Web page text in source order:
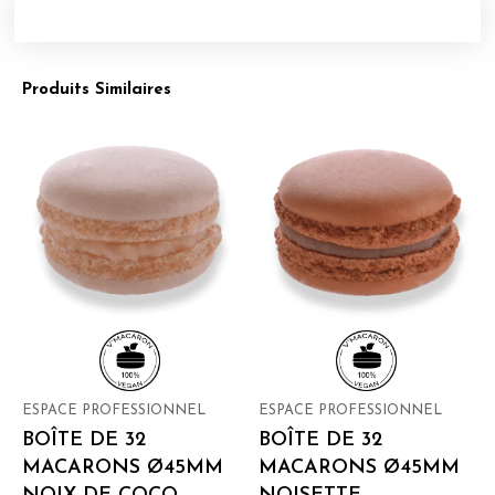
Produits Similaires
ESPACE PROFESSIONNEL
BOÎTE DE 32
MACARONS Ø45MM
ESPACE PROFESSIONNEL
BOÎTE DE 32
MACARONS Ø45MM